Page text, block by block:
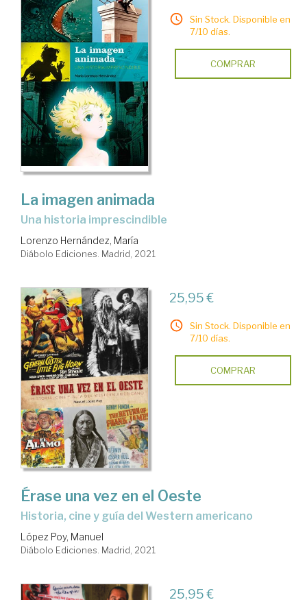
Sin Stock. Disponible en
7/10 días.
COMPRAR
La imagen animada
una historia imprescindible
Lorenzo Hernández, María
Diábolo Ediciones. Madrid, 2021
25,95 €
Sin Stock. Disponible en
7/10 días.
COMPRAR
Érase una vez en el Oeste
historia, cine y guía del Western americano
López Poy, Manuel
Diábolo Ediciones. Madrid, 2021
25,95 €